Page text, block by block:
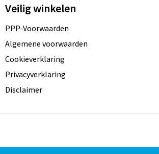
Veilig winkelen
PPP-Voorwaarden
Algemene voorwaarden
Cookieverklaring
Privacyverklaring
Disclaimer